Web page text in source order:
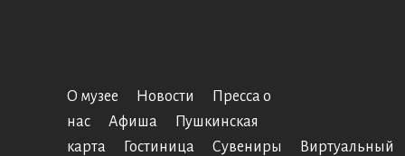
О музее Новости
Пресса о
нас
Афиша
Пушкинская
карта
Гостиница Сувениры
Виртуальный